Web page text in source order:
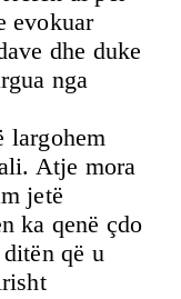
evokuar
dhe duke
nga
largohem
Atje mora
jetë
ka qenë çdo
që u